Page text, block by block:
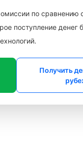
по сравнению
поступление денег
Получить